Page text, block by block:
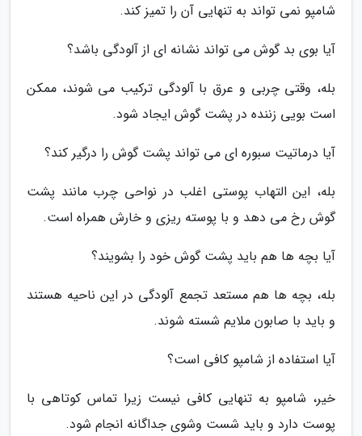
شامپو نمی تواند به تنهایی آن را تمیز کند.
آیا بوی بد گوش می تواند نشانه ای از آلودگی باشد؟
بله، وقتی چربی و عرق با آلودگی ترکیب می شوند، ممکن
است بویی زننده در پشت گوش ایجاد شود.
آیا درماتیت سبوره ای می تواند پشت گوش را درگیر کند؟
بله، این التهاب پوستی اغلب در نواحی چرب مانند پشت
گوش رخ می دهد و با پوسته ریزی و خارش همراه است.
آیا بچه ها هم باید پشت گوش خود را بشویند؟
بله، بچه ها هم مستعد تجمع آلودگی در این ناحیه هستند
و باید با صابون ملایم شسته شوند.
آیا استفاده از شامپو کافی است؟
خیر، شامپو به تنهایی کافی نیست زیرا تماس کوتاهی با
پوست دارد و باید شست وشوی جداگانه انجام شود.